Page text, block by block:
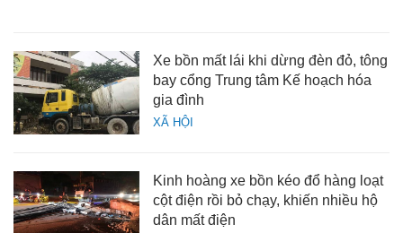
XÃ HỘI
Xe bồn mất lái khi dừng đèn đỏ, tông
bay cổng Trung tâm Kế hoạch hóa
gia đình
Kinh hoàng xe bồn kéo đổ hàng loạt
cột điện rồi bỏ chạy, khiến nhiều hộ
dân mất điện